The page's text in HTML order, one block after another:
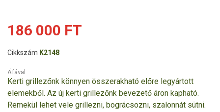
186 000 FT
Cikkszám K2148
Áfával
Kerti grillezőnk könnyen összerakható előre legyártott
elemekből. Az új kerti grillezőnk bevezető áron kapható.
Remekül lehet vele grillezni, bográcsozni, szalonnát sütni.